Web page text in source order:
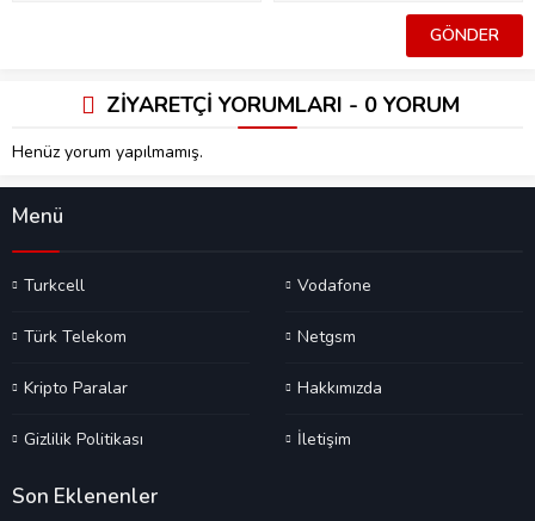
ZİYARETÇİ YORUMLARI - 0 YORUM
Henüz yorum yapılmamış.
Menü
Turkcell Vodafone
Türk Telekom Netgsm
Kripto Paralar Hakkımızda
Gizlilik Politikası İletişim
Son Eklenenler